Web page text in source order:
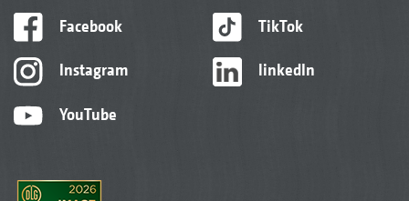
Facebook
Instagram
YouTube
TikTok
linkedIn